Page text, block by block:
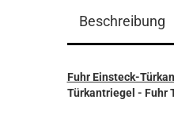
Beschreibung
Fuhr Einsteck-
Türkantriegel - Fuhr